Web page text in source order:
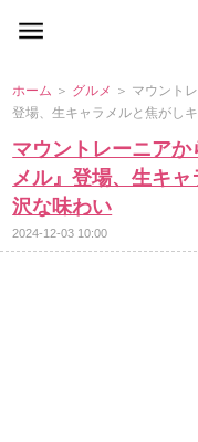
ホーム ＞ グルメ ＞ マウント
登場、生キャラメルと焦がし
マウントレーニア
メル』登場、生キ
沢な味わい
2024-12-03 10:00